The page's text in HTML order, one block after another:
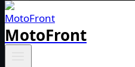
MotoFront